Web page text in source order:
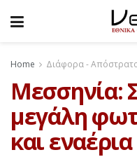
Home Διάφορα -
Μεσσηνία:
μεγάλη
και